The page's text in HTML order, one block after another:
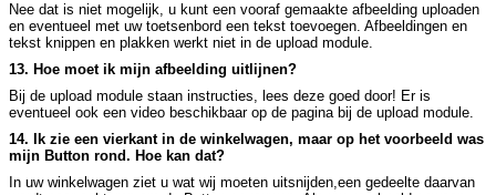
Nee dat is niet mogelijk, u kunt een vooraf gemaakte afbeelding uploaden
en eventueel met uw toetsenbord een tekst toevoegen. Afbeeldingen en
tekst knippen en plakken werkt niet in de upload module.
13. Hoe moet ik mijn afbeelding uitlijnen?
Bij de upload module staan instructies, lees deze goed door! Er is
eventueel ook een video beschikbaar op de pagina bij de upload module.
14. Ik zie een vierkant in de winkelwagen, maar op het voorbeeld was
mijn Button rond. Hoe kan dat?
In uw winkelwagen ziet u wat wij moeten uitsnijden,een gedeelte daarvan